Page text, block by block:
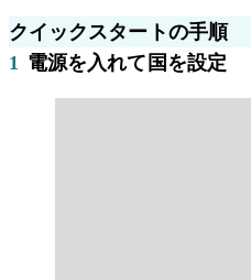
クイックスタートの手順
1 電源を入れて国を設定